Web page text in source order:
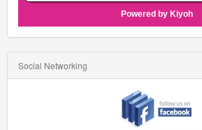
Social Networking